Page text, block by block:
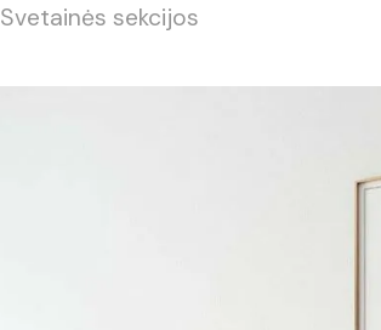
Svetainės sekcijos